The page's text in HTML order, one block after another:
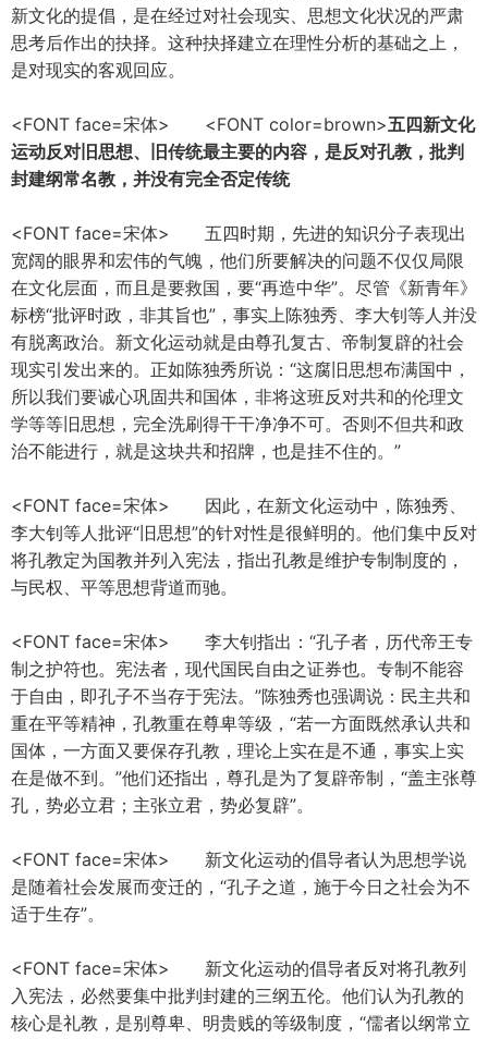
新文化的提倡，是在经过对社会现实、思想文化状况的严肃
思考后作出的抉择。这种抉择建立在理性分析的基础之上，
是对现实的客观回应。
<FONT face=宋体> <FONT color=brown>五四新文化
运动反对旧思想、旧传统最主要的内容，是反对孔教，批判
封建纲常名教，并没有完全否定传统
<FONT face=宋体> 五四时期，先进的知识分子表现出
宽阔的眼界和宏伟的气魄，他们所要解决的问题不仅仅局限
在文化层面，而且是要救国，要“再造中华”。尽管《新青年》
标榜“批评时政，非其旨也”，事实上陈独秀、李大钊等人并没
有脱离政治。新文化运动就是由尊孔复古、帝制复辟的社会
现实引发出来的。正如陈独秀所说：“这腐旧思想布满国中，
所以我们要诚心巩固共和国体，非将这班反对共和的伦理文
学等等旧思想，完全洗刷得干干净净不可。否则不但共和政
治不能进行，就是这块共和招牌，也是挂不住的。”
<FONT face=宋体> 因此，在新文化运动中，陈独秀、
李大钊等人批评“旧思想”的针对性是很鲜明的。他们集中反对
将孔教定为国教并列入宪法，指出孔教是维护专制制度的，
与民权、平等思想背道而驰。
<FONT face=宋体> 李大钊指出：“孔子者，历代帝王专
制之护符也。宪法者，现代国民自由之证券也。专制不能容
于自由，即孔子不当存于宪法。”陈独秀也强调说：民主共和
重在平等精神，孔教重在尊卑等级，“若一方面既然承认共和
国体，一方面又要保存孔教，理论上实在是不通，事实上实
在是做不到。”他们还指出，尊孔是为了复辟帝制，“盖主张尊
孔，势必立君；主张立君，势必复辟”。
<FONT face=宋体> 新文化运动的倡导者认为思想学说
是随着社会发展而变迁的，“孔子之道，施于今日之社会为不
适于生存”。
<FONT face=宋体> 新文化运动的倡导者反对将孔教列
入宪法，必然要集中批判封建的三纲五伦。他们认为孔教的
核心是礼教，是别尊卑、明贵贱的等级制度，“儒者以纲常立